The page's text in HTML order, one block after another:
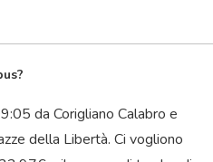
da Corigliano Calabro e
della Libertà. Ci vogliono